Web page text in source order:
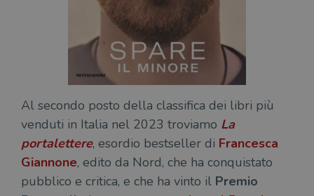
Al secondo posto della classifica dei libri più
venduti in Italia nel 2023 troviamo La
portalettere, esordio bestseller di Francesca
Giannone, edito da Nord, che ha conquistato
pubblico e critica, e che ha vinto il Premio